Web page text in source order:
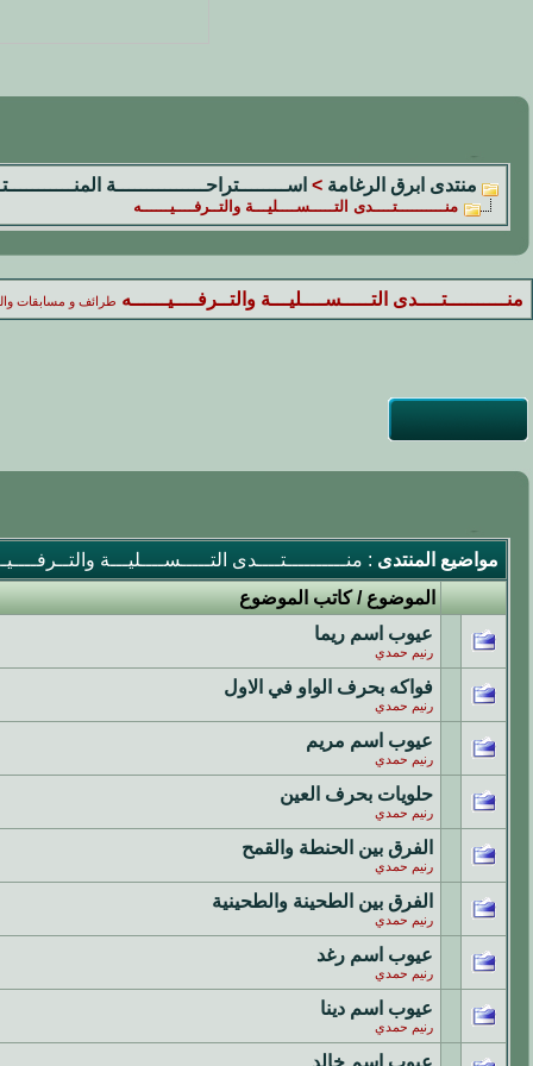
منتدى ابرق الرغامة > اســــــــتراحـــــــــــــــة
منــــــــــتــــدى التـــــســــليـــة والتــرفــــيــــــه
منــــــــــتــــدى التـــــســــليـــة والتــرفــــيــــــه طرائف و مسابقات
مواضيع المنتدى : منــــــــــتــــدى التـــــســــليـــة
الموضوع/كاتب الموضوع
عيوب اسم ريما
رنيم حمدي
فواكه بحرف الواو في الاول
رنيم حمدي
عيوب اسم مريم
رنيم حمدي
حلويات بحرف العين
رنيم حمدي
الفرق بين الحنطة والقمح
رنيم حمدي
الفرق بين الطحينة والطحينية
رنيم حمدي
عيوب اسم رغد
رنيم حمدي
عيوب اسم دينا
رنيم حمدي